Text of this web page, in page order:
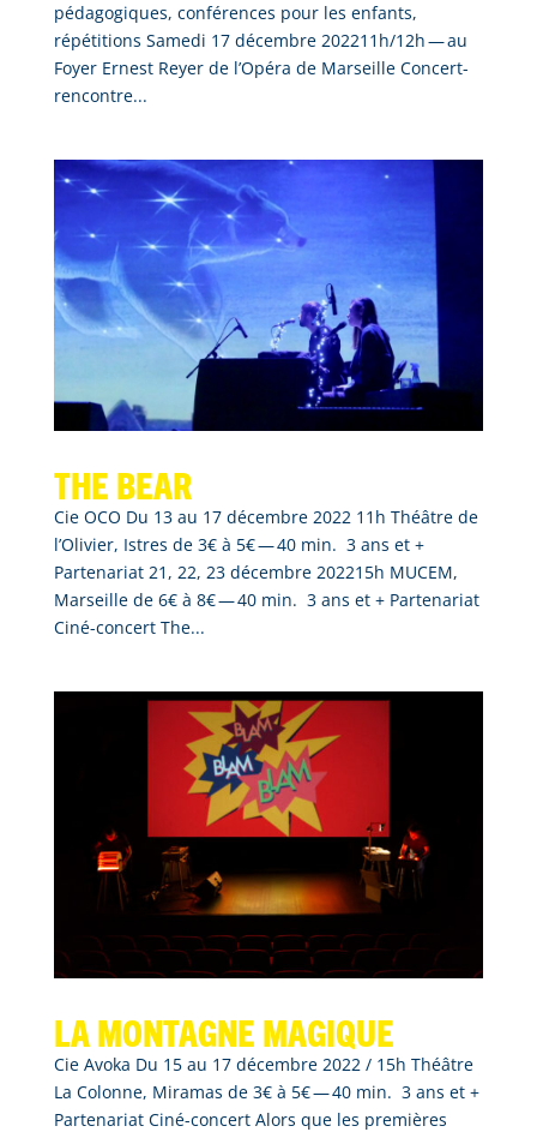
pédagogiques, conférences pour les enfants,
répétitions Samedi 17 décembre 202211h/12h — au
Foyer Ernest Reyer de l’Opéra de Marseille Concert-
rencontre...
The bear
Cie OCO Du 13 au 17 décembre 2022 11h Théâtre de
l’Olivier, Istres de 3€ à 5€ — 40 min. 3 ans et +
Partenariat 21, 22, 23 décembre 202215h MUCEM,
Marseille de 6€ à 8€ — 40 min. 3 ans et + Partenariat
Ciné-concert The...
La montagne magique
Cie Avoka Du 15 au 17 décembre 2022 / 15h Théâtre
La Colonne, Miramas de 3€ à 5€ — 40 min. 3 ans et +
Partenariat Ciné-concert Alors que les premières